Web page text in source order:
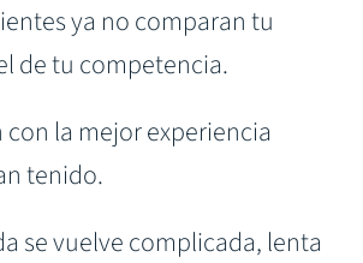
ya no comparan tu
de tu competencia.
la mejor experiencia
tenido.
se vuelve complicada, lenta